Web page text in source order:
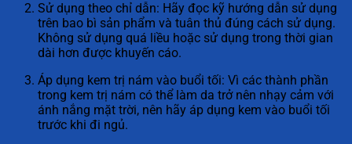
Sử dụng theo chỉ dẫn: Hãy đọc kỹ hướng dẫn sử dụng
trên bao bì sản phẩm và tuân thủ đúng cách sử dụng.
Không sử dụng quá liều hoặc sử dụng trong thời gian
dài hơn được khuyến cáo.
Áp dụng kem trị nám vào buổi tối: Vì các thành phần
trong kem trị nám có thể làm da trở nên nhạy cảm với
ánh nắng mặt trời, nên hãy áp dụng kem vào buổi tối
trước khi đi ngủ.